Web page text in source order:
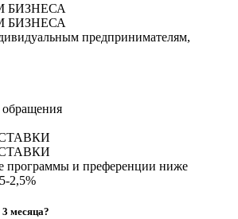
БИЗНЕСА
БИЗНЕСА
предпринимателям,
обращения
программы и преференции ниже
2,5%
месяца?